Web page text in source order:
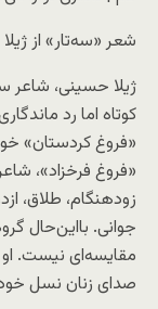
شعر «سه‌تار» از
کوتاه اما رد
«فروغ کردستان»
«فروغ فرخزاد»،
زودهنگام، طلاق،
جوانی. با‌این‌حال
مقایسه‌ای نیست.
صدای زنان نسل